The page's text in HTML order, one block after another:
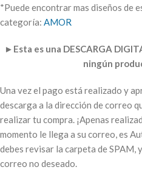
*Puede encontrar mas diseños de
categoría: AMOR
► Esta es una DESCARGA
ningún
Una vez el pago está realizado y
descarga a la dirección de correo
realizar tu compra. ¡Apenas
momento le llega a su correo, es
debes revisar la carpeta de SPAM,
correo no deseado.